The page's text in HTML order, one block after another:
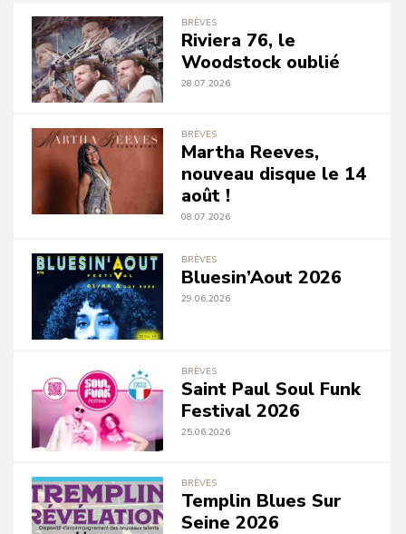
BRÈVES
Riviera 76, le
Woodstock oublié
28.07.2026
BRÈVES
Martha Reeves,
nouveau disque le 14
août !
08.07.2026
BRÈVES
Bluesin’Aout 2026
29.06.2026
BRÈVES
Saint Paul Soul Funk
Festival 2026
25.06.2026
BRÈVES
Templin Blues Sur
Seine 2026